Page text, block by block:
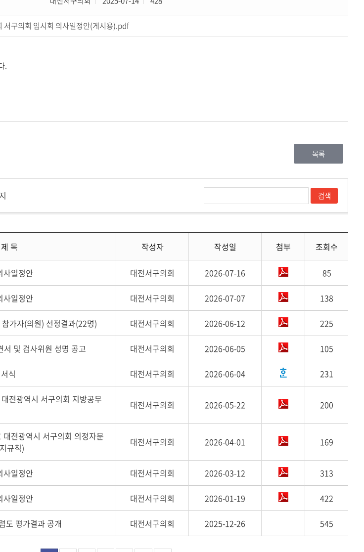
서구의회 임시회 의사일정안(게시용).pdf
.
목록
제 목 작성자 작성일 첨부 조회수
사일정안 대전서구의회 2026-07-16 85
사일정안 대전서구의회 2026-07-07 138
가자(의원) 선정결과(22명) 대전서구의회 2026-06-12 225
및 검사위원 성명 공고 대전서구의회 2026-06-05 105
식 대전서구의회 2026-06-04 231
전광역시 서구의회 지방공무
대전서구의회 2026-05-22 200
전광역시 서구의회 의정자문
규칙)
대전서구의회 2026-04-01 169
사일정안 대전서구의회 2026-03-12 313
사일정안 대전서구의회 2026-01-19 422
도 평가결과 공개 대전서구의회 2025-12-26 545